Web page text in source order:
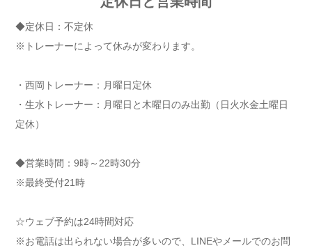
◆定休日：不定休
※トレーナーによって休みが変わります。
・西岡トレーナー：月曜日定休
・生水トレーナー：月曜日と木曜日のみ出勤（日火水金土曜日
定休）
◆営業時間：9時～22時30分
※最終受付21時
☆ウェブ予約は24時間対応
※お電話は出られない場合が多いので、LINEやメールでのお問